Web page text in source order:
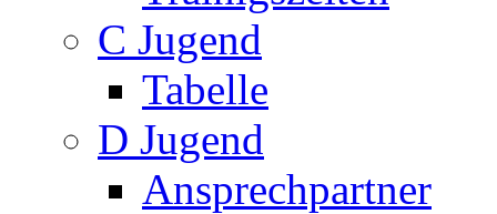
C Jugend
Tabelle
D Jugend
Ansprechpartner